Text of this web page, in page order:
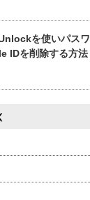
を使いパス
IDを削除する方法